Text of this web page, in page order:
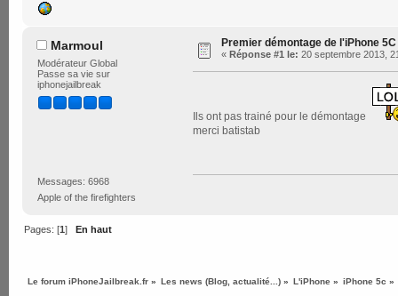
Marmoul
Modérateur Global
Passe sa vie sur
iphonejailbreak
Messages: 6968
Apple of the firefighters
Premier démontage de l'iPhone
« Réponse #1 le: 20 septembre 2013,
Ils ont pas trainé pour le démontage
merci batistab
Pages: [1]En haut
Le forum iPhoneJailbreak.fr » Les news (Blog, actualité...) » L'iPhone » iPhone 5c »